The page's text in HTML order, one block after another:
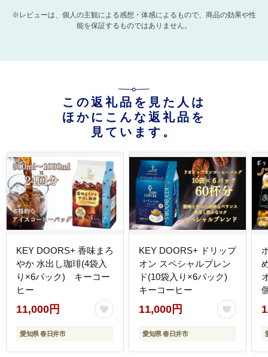
※レビューは、個人の主観による感想・体感によるもので、商品の効果や性
能を保証するものではありません。
この返礼品を見た人は
ほかにこんな返礼品を
見ています。
KEY DOORS+ 香味まろ
やか 水出し珈琲(4袋入
り×6パック) キーコー
ヒー
11,000円
愛知県 春日井市
KEY DOORS+ ドリップ
オン スペシャルブレン
ド(10袋入り×6パック)
キーコーヒー
11,000円
愛知県 春日井市